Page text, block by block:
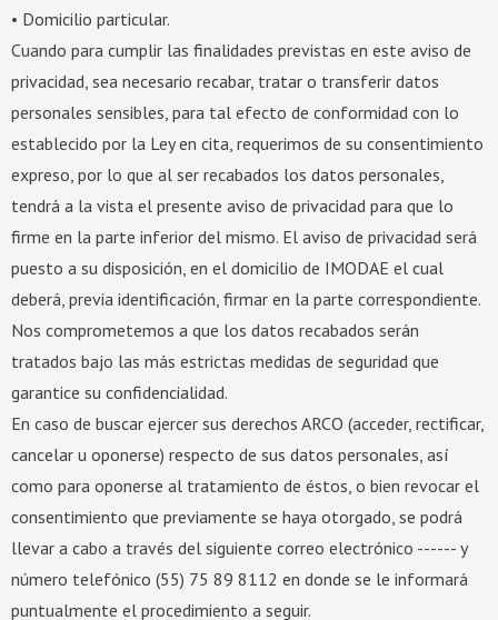
• Domicilio particular.
Cuando para cumplir las finalidades previstas en este aviso de
privacidad, sea necesario recabar, tratar o transferir datos
personales sensibles, para tal efecto de conformidad con lo
establecido por la Ley en cita, requerimos de su consentimiento
expreso, por lo que al ser recabados los datos personales,
tendrá a la vista el presente aviso de privacidad para que lo
firme en la parte inferior del mismo. El aviso de privacidad será
puesto a su disposición, en el domicilio de IMODAE el cual
deberá, previa identificación, firmar en la parte correspondiente.
Nos comprometemos a que los datos recabados serán
tratados bajo las más estrictas medidas de seguridad que
garantice su confidencialidad.
En caso de buscar ejercer sus derechos ARCO (acceder, rectificar,
cancelar u oponerse) respecto de sus datos personales, así
como para oponerse al tratamiento de éstos, o bien revocar el
consentimiento que previamente se haya otorgado, se podrá
llevar a cabo a través del siguiente correo electrónico ------ y
número telefónico (55) 75 89 8112 en donde se le informará
puntualmente el procedimiento a seguir.